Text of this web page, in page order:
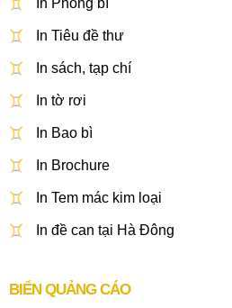
In Phong bì
In Tiêu đề thư
In sách, tạp chí
In tờ rơi
In Bao bì
In Brochure
In Tem mác kim loại
In đề can tại Hà Đông
BIỂN QUẢNG CÁO